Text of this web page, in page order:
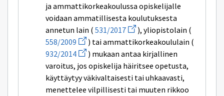
ja ammattikorkeakoulussa opiskelijalle
voidaan ammatillisesta koulutuksesta
annetun lain ( 531/2017Avaa
uuden
ikkunan
sivulle
531/2017
), yliopistolain (
558/2009 Avaa
uuden
ikkunan
sivulle
558/2009
) tai ammattikorkeakoululain (
932/2014 Avaa
uuden
ikkunan
sivulle
932/2014
) mukaan antaa kirjallinen
varoitus, jos opiskelija häiritsee opetusta,
käyttäytyy väkivaltaisesti tai uhkaavasti,
menettelee vilpillisesti tai muuten rikkoo